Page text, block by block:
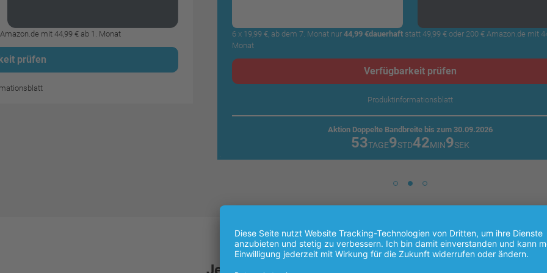
mit 44,99 € ab 1. Monat
prüfen
6 x 19,99 €, ab dem 7. Monat nur 44,99 €dauerhaft statt 49,99 € oder 200 € Amazon.de mit
Monat
Verfügbarkeit prüfen
Produkt­informations­blatt
Aktion Doppelte Bandbreite bis zum 30.09.2026
53TAGE9STD42MIN8SEK
Internetanschluss mit Prämienauswahl